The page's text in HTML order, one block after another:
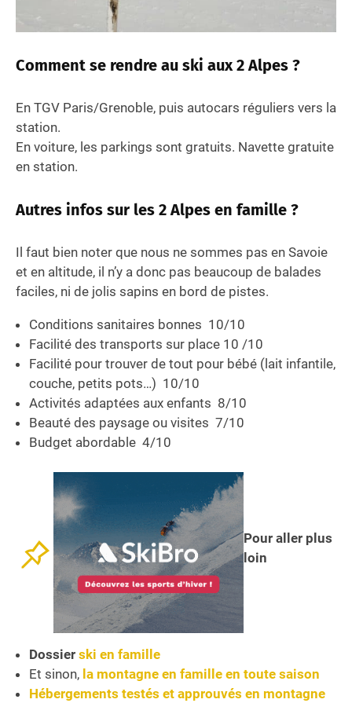
Comment se rendre au ski aux 2 Alpes ?
En TGV Paris/Grenoble, puis autocars réguliers vers la
station.
En voiture, les parkings sont gratuits. Navette gratuite
en station.
Autres infos sur les 2 Alpes en famille ?
Il faut bien noter que nous ne sommes pas en Savoie
et en altitude, il n’y a donc pas beaucoup de balades
faciles, ni de jolis sapins en bord de pistes.
Conditions sanitaires bonnes 10/10
Facilité des transports sur place 10 /10
Facilité pour trouver de tout pour bébé (lait infantile,
couche, petits pots…) 10/10
Activités adaptées aux enfants 8/10
Beauté des paysage ou visites 7/10
Budget abordable 4/10
Pour aller plus
loin
Dossier ski en famille
Et sinon, la montagne en famille en toute saison
Hébergements testés et approuvés en montagne